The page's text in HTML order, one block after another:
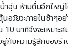
อุ่น ห้ามดื่มอึกใหญ่โ
อวัยวะภายในช้าๆอ
10 นาทีจึงจะเหมา
กับความรู้สึกของร่า